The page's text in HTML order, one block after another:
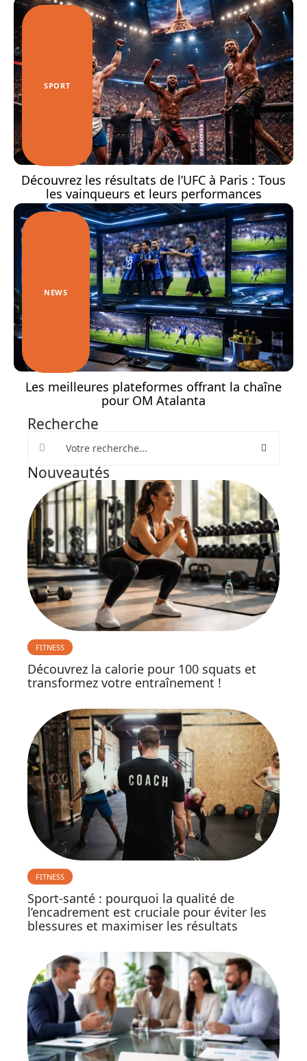
SPORT
Découvrez les résultats de l’UFC à Paris : Tous
les vainqueurs et leurs performances
NEWS
Les meilleures plateformes offrant la chaîne
pour OM Atalanta
Recherche
Nouveautés
FITNESS
Découvrez la calorie pour 100 squats et
transformez votre entraînement !
FITNESS
Sport-santé : pourquoi la qualité de
l’encadrement est cruciale pour éviter les
blessures et maximiser les résultats